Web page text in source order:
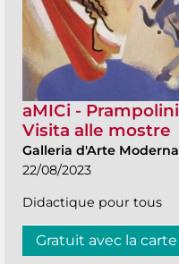
aMICi -
Visita alle mostre
Galleria d'Arte Moderna
22/08/2023
Didactique pour tous
Gratuit avec la carte